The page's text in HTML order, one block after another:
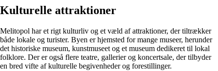
Kulturelle attraktioner
Melitopol har et rigt kulturliv og et væld af attraktioner, der tiltrækker
både lokale og turister. Byen er hjemsted for mange museer, herunder
det historiske museum, kunstmuseet og et museum dedikeret til lokal
folklore. Der er også flere teatre, gallerier og koncertsale, der tilbyder
en bred vifte af kulturelle begivenheder og forestillinger.